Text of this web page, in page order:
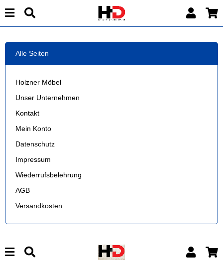
Alle Seiten
Holzner Möbel
Unser Unternehmen
Kontakt
Mein Konto
Datenschutz
Impressum
Wiederrufsbelehrung
AGB
Versandkosten